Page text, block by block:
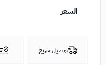
السعر
توصيل سريع